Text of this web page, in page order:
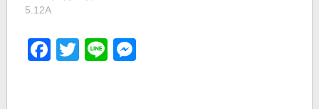
5.12A
Facebook
Twitter
Line